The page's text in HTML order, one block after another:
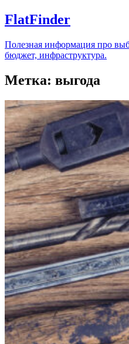
FlatFinder
Полезная информация про
бюджет, инфраструктура.
Метка: выгода